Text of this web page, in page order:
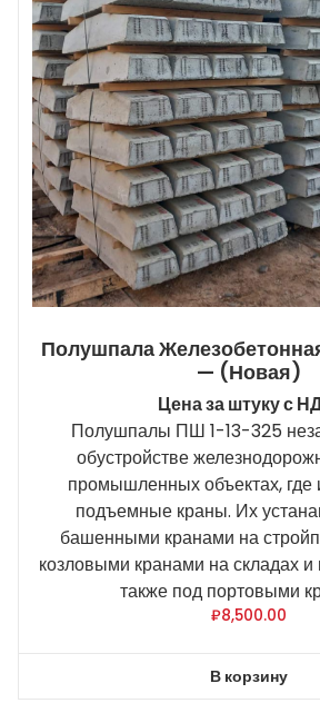
Полушпала
— (новая)
Цена за штуку с
Полушпалы ПШ 1-13-325
обустройстве
промышленных объектах, где
подъемные краны. Их
башенными кранами на
козловыми кранами на складах и
также под портовыми
₽8,500.00
В корзину